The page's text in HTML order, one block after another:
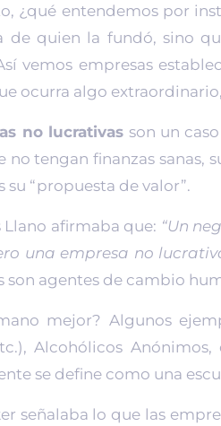
¿qué entendemos por
de quien la fundó, sino
vemos empresas
ocurra algo
no lucrativas son un
no tengan finanzas sanas,
su “propuesta de valor”.
Llano afirmaba que: “Un
una empresa no
son agentes de cambio
mejor? Algunos
Alcohólicos
se define como una
señalaba lo que las